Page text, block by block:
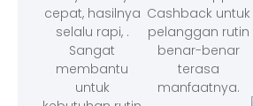
cepat, hasilnya
selalu rapi, .
Sangat
membantu
untuk
Cashback untuk
pelanggan rutin
benar-benar
terasa
manfaatnya.